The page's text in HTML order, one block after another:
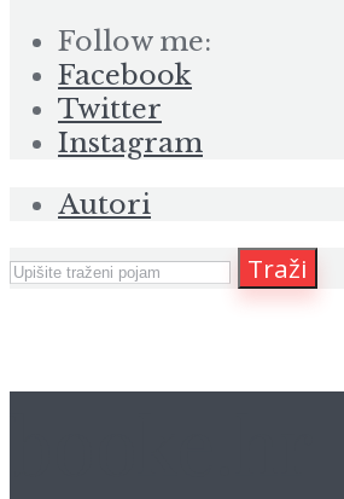
Follow me:
Facebook
Twitter
Instagram
Autori
Traži